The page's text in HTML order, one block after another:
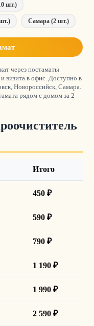
шт.)
Самара (2 шт.)
через постаматы
визита в офис. Доступно в
Новороссийск, Самара.
рядом с домом за 2
Итого
450 ₽
590 ₽
790 ₽
1 190 ₽
1 990 ₽
2 590 ₽